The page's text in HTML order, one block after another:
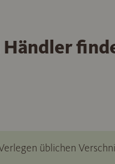
üblichen